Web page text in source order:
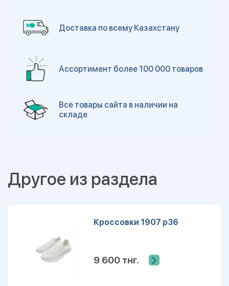
Доставка по всему Казахстану
Ассортимент более 100 000 товаров
Все товары сайта в наличии на
складе
Другое из раздела
Кроссовки 1907 р36
9 600 тнг.